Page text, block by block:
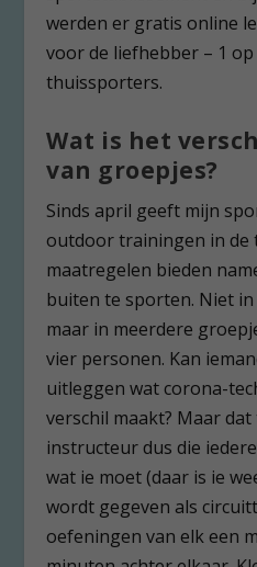
werden er gratis online
voor de liefhebber – 1
thuissporters.
Wat is het
van groepjes?
Sinds april geeft mijn
outdoor trainingen in de
maatregelen bieden
buiten te sporten. Niet
maar in meerdere
vier personen. Kan
uitleggen wat corona-
verschil maakt? Maar dat
instructeur dus die
wat ie moet (daar is ie
wordt gegeven als
oefeningen van elk een